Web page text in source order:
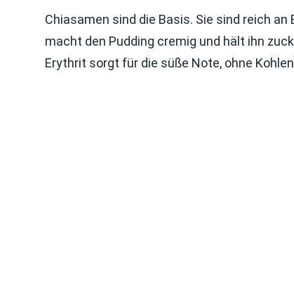
Chiasamen sind die Basis. Sie sind reich
macht den Pudding cremig und hält ihn
Erythrit sorgt für die süße Note, ohne